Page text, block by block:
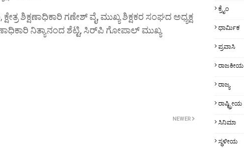
ಶಿಕ್ಷಣಾಧಿಕಾರಿ ಗಣೇಶ್‌ ವೈ, ಮುಖ್ಯ ಶಿಕ್ಷಕರ ಸಂಘದ ಅಧ್ಯಕ್ಷ
ನಿತ್ಯಾನಂದ ಶೆಟ್ಟಿ, ಸಿರ್‌ಪಿ ಗೋಪಾಲ್ ಮುಖ್ಯ
NEWER
ಕ್ರೈಂ
ಧಾರ್ಮಿಕ
ಪ್ರವಾಸಿ
ರಾಜಕೀಯ
ರಾಜ್ಯ
ರಾಷ್ಟ್ರೀಯ
ಸಿನಿಮಾ
ಸ್ಥಳೀಯ